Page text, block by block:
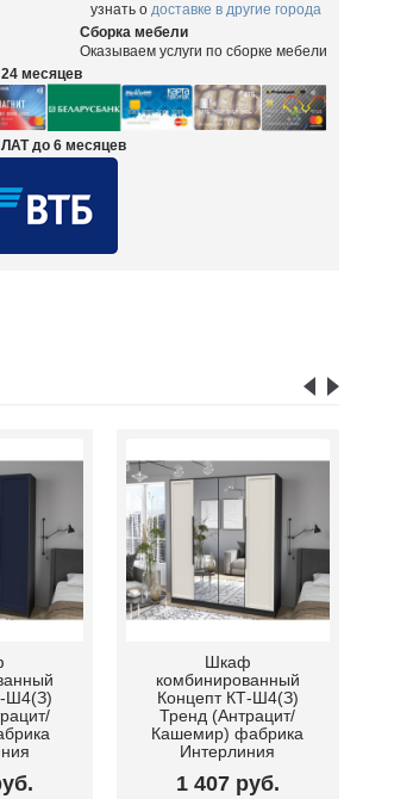
узнать о доставке в другие города
Сборка мебели
Оказываем услуги по сборке мебели
месяцев
до 6 месяцев
Ш4(З)
Шкаф
комбинированный
Концепт КТ-Ш4(З)
Тренд (Антрацит/
Кашемир) фабрика
Интерлиния
1 407 руб.